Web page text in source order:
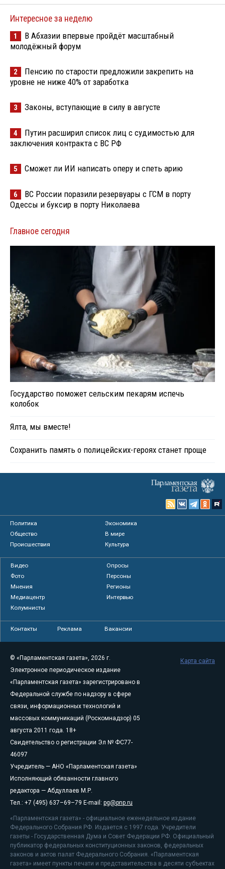
Интересное за неделю
1
В Абхазии впервые пройдёт масштабный
молодёжный форум
2
Пенсию по старости предложили закрепить на
уровне не ниже 40% от заработка
3 Законы, вступающие в силу в августе
4
Путин расширил список лиц с судимостью для
заключения контракта с ВС РФ
5 Сможет ли ИИ написать оперу и спеть арию
6
ВС России поразили резервуары с ГСМ в порту
Одессы и буксир в порту Николаева
Главное сегодня
Государство поможет сельским пекарям испечь
колобок
Ялта, мы вместе!
Сохранить память о полицейских-героях станет проще
Политика
Экономика
Общество
В мире
Происшествия
Культура
Видео
Опросы
Фото
Персоны
Мнения
Регионы
Медиацентр
Интервью
Колумнисты
Контакты Реклама Вакансии
© «Парламентская газета», 2026 г.
Электронное периодическое издание
«Парламентская газета» зарегистрировано в
Федеральной службе по надзору в сфере
связи, информационных технологий и
массовых коммуникаций (Роскомнадзор) 05
августа 2011 года. 18+
Свидетельство о регистрации Эл № ФС77-
46097
Учредитель — АНО «Парламентская газета»
Исполняющий обязанности главного
редактора — Абдуллаев М.Р.
Тел.: +7 (495) 637–69–79 E-mail: pg@pnp.ru
«Парламентская газета» - официальное еженедельное издание
Федерального Собрания РФ. Издается с 1997 года. Учредители
газеты - Государственная Дума и Совет Федерации РФ. Официальный
публикатор федеральных конституционных законов, федеральных
законов и актов палат Федерального Собрания. «Парламентская
газета» имеет пункты печати и представительства в десяти субъектах
Карта сайта